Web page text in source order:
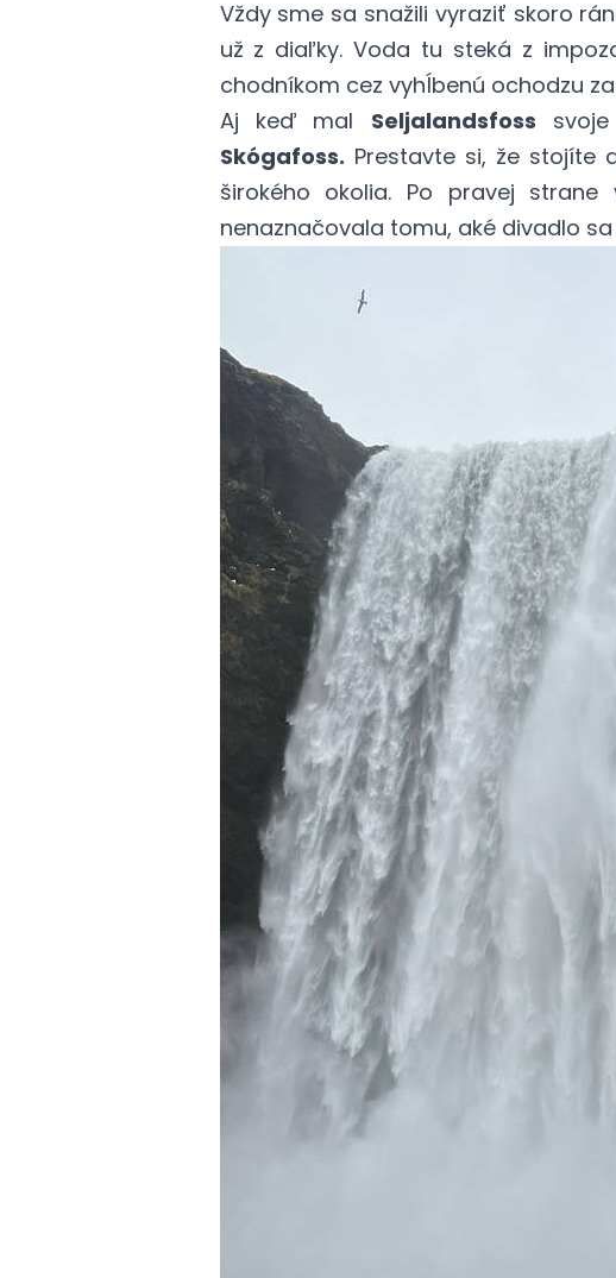
Vždy sme sa snažili vyraziť skoro
už z diaľky. Voda tu steká z
chodníkom cez vyhĺbenú ochodzu
Aj keď mal Seljalandsfoss
Skógafoss. Prestavte si, že stojíte
širokého okolia. Po pravej
nenaznačovala tomu, aké divadlo